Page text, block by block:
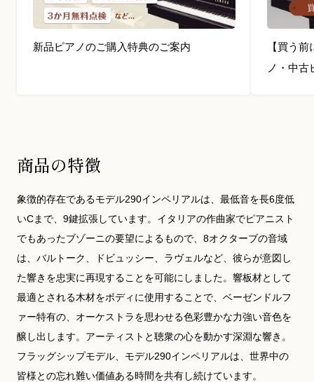
新品ピアノのご購入特典のご案内
【買う
ノ・中古
商品の特徴
象徴的存在であるモデル290インペリアルは、最低音を長6度低
いCまで、9鍵拡張しています。イタリアの作曲家でピアニスト
でもあったブゾーニの要望によるもので、8オクターブの音域
は、バルトーク、ドビュッシー、ラヴェルなど、彼らが意図し
た響きを忠実に再現することを可能にしました。響板材として
最適とされる木材をボディに使用することで、ベーゼンドルフ
ァー特有の、オーケストラを思わせる色彩豊かな力強い音色を
醸し出します。アーティストと聴衆の心を動かす深淵な響き。
フラッグシップモデル、モデル290インペリアルは、世界中の
皆様との忘れ難い価値ある時間を共有し続けています。